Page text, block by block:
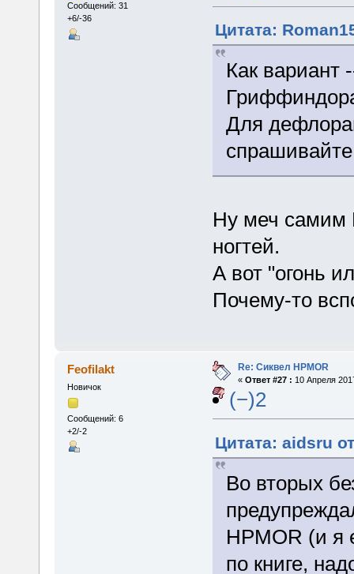
Сообщений: 31
+6/-36
Цитата:
Как вариант
Для
Ну меч самим
ногтей.
А вот "огонь
Почему-то
Feofilakt
Новичок
Сообщений: 6
+2/-2
Re: Сиквел HPMOR
« Ответ #27 : 10 Апреля
(−)2
Цитата: aidsru
Во вторых
HPMOR (и я
по книге,